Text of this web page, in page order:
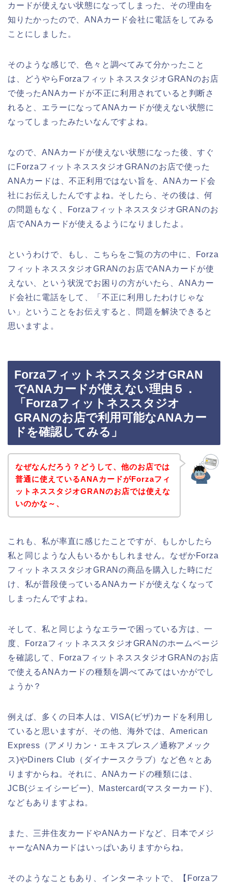
カードが使えない状態になってしまった、その理由を
知りたかったので、ANAカード会社に電話をしてみる
ことにしました。
そのような感じで、色々と調べてみて分かったこと
は、どうやらForzaフィットネススタジオGRANのお店
で使ったANAカードが不正に利用されていると判断さ
れると、エラーになってANAカードが使えない状態に
なってしまったみたいなんですよね。
なので、ANAカードが使えない状態になった後、すぐ
にForzaフィットネススタジオGRANのお店で使った
ANAカードは、不正利用ではない旨を、ANAカード会
社にお伝えしたんですよね。そしたら、その後は、何
の問題もなく、ForzaフィットネススタジオGRANのお
店でANAカードが使えるようになりましたよ。
というわけで、もし、こちらをご覧の方の中に、Forza
フィットネススタジオGRANのお店でANAカードが使
えない、という状況でお困りの方がいたら、ANAカー
ド会社に電話をして、「不正に利用したわけじゃな
い」ということをお伝えすると、問題を解決できると
思いますよ。
ForzaフィットネススタジオGRAN
でANAカードが使えない理由５．
「Forzaフィットネススタジオ
GRANのお店で利用可能なANAカー
ドを確認してみる」
なぜなんだろう？どうして、他のお店では
普通に使えているANAカードがForzaフィ
ットネススタジオGRANのお店では使えな
いのかな～、
これも、私が率直に感じたことですが、もしかしたら
私と同じような人もいるかもしれません。なぜかForza
フィットネススタジオGRANの商品を購入した時にだ
け、私が普段使っているANAカードが使えなくなって
しまったんですよね。
そして、私と同じようなエラーで困っている方は、一
度、ForzaフィットネススタジオGRANのホームページ
を確認して、ForzaフィットネススタジオGRANのお店
で使えるANAカードの種類を調べてみてはいかがでし
ょうか？
例えば、多くの日本人は、VISA(ビザ)カードを利用し
ていると思いますが、その他、海外では、American
Express（アメリカン・エキスプレス／通称アメック
ス)やDiners Club（ダイナースクラブ）など色々とあ
りますからね。それに、ANAカードの種類には、
JCB(ジェイシービー)、Mastercard(マスターカード)、
などもありますよね。
また、三井住友カードやANAカードなど、日本でメジ
ャーなANAカードはいっぱいありますからね。
そのようなこともあり、インターネットで、【Forzaフ